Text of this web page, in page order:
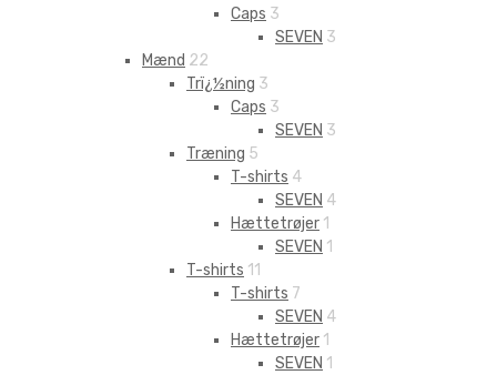
Caps 3
SEVEN 3
Mænd 22
Trï¿½ning 3
Caps 3
SEVEN 3
Træning 5
T-shirts 4
SEVEN 4
Hættetrøjer 1
SEVEN 1
T-shirts 11
T-shirts 7
SEVEN 4
Hættetrøjer 1
SEVEN 1